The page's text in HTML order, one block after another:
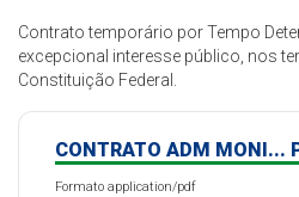
Contrato temporário por Tempo
excepcional interesse público, nos
Constituição Federal.
CONTRATO ADM MONI...
Formato application/pdf